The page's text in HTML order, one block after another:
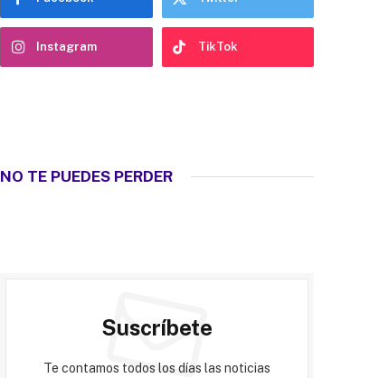
Instagram TikTok
NO TE PUEDES PERDER
Suscríbete
Te contamos todos los días las noticias